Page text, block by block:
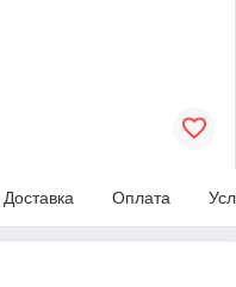
Доставка Оплата